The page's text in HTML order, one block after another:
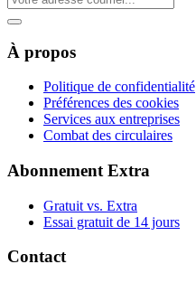
À propos
Politique de confidentialité
Préférences des cookies
Services aux entreprises
Combat des circulaires
Abonnement Extra
Gratuit vs. Extra
Essai gratuit de 14 jours
Contact